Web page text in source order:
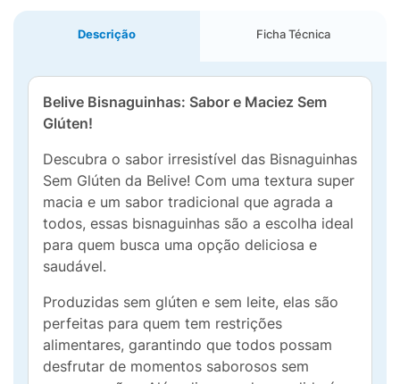
Descrição Ficha Técnica
Belive Bisnaguinhas: Sabor e Maciez Sem
Glúten!
Descubra o sabor irresistível das Bisnaguinhas
Sem Glúten da Belive! Com uma textura super
macia e um sabor tradicional que agrada a
todos, essas bisnaguinhas são a escolha ideal
para quem busca uma opção deliciosa e
saudável.
Produzidas sem glúten e sem leite, elas são
perfeitas para quem tem restrições
alimentares, garantindo que todos possam
desfrutar de momentos saborosos sem